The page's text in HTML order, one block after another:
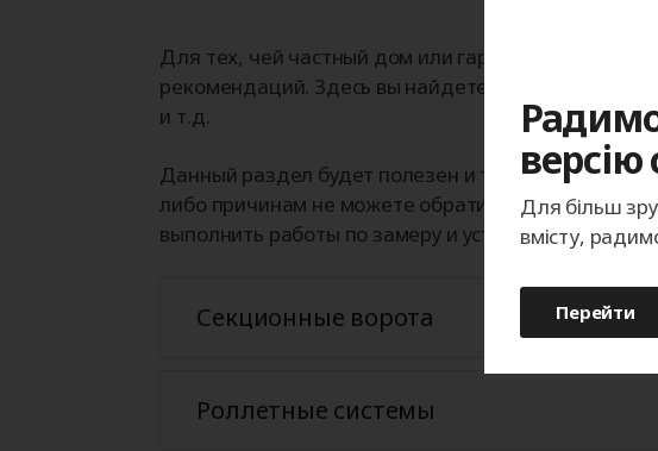
Для тех, чей частный дом или гараж пока
рекомендаций. Здесь вы найдете ответы на
и т.д.
Данный раздел будет полезен и тем, кто решил
либо причинам не можете обратиться к нашим
выполнить работы по замеру и установке своими
Секционные ворота
Роллетные системы
версію
Для більш
вмісту,
Перейти